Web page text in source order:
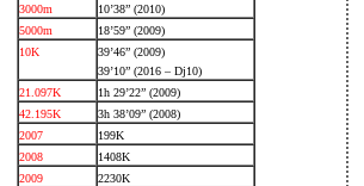
3000m
10’38” (2010)
5000m
18’59” (2009)
10K
39’46” (2009)
39’10” (2016 – Dj10)
21.097K
1h 29’22” (2009)
42.195K
3h 38’09” (2008)
2007
199K
2008
1408K
2009
2230K